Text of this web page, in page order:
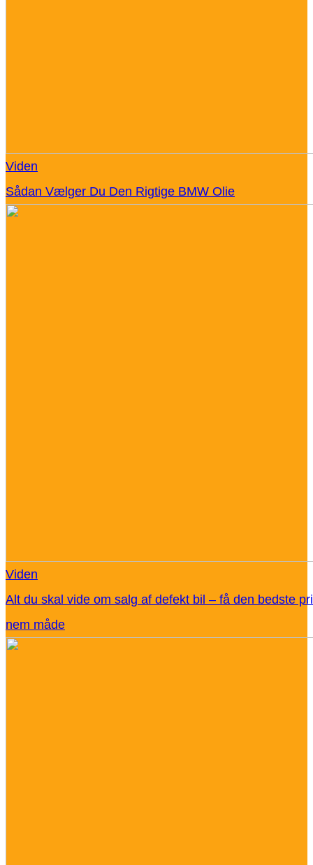
Viden
Sådan Vælger Du Den Rigtige BMW Olie
Viden
Alt du skal vide om salg af defekt bil – få den bedste
nem måde